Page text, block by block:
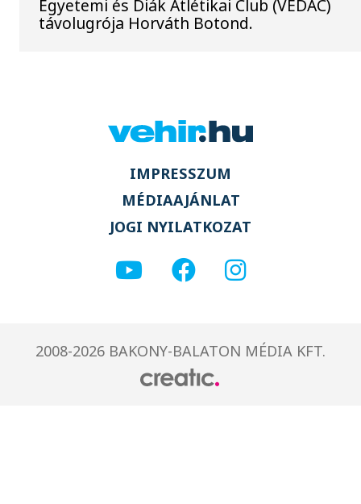
Egyetemi és Diák Atlétikai Club (VEDAC)
távolugrója Horváth Botond.
IMPRESSZUM
MÉDIAAJÁNLAT
JOGI NYILATKOZAT
2008-2026 BAKONY-BALATON MÉDIA KFT.